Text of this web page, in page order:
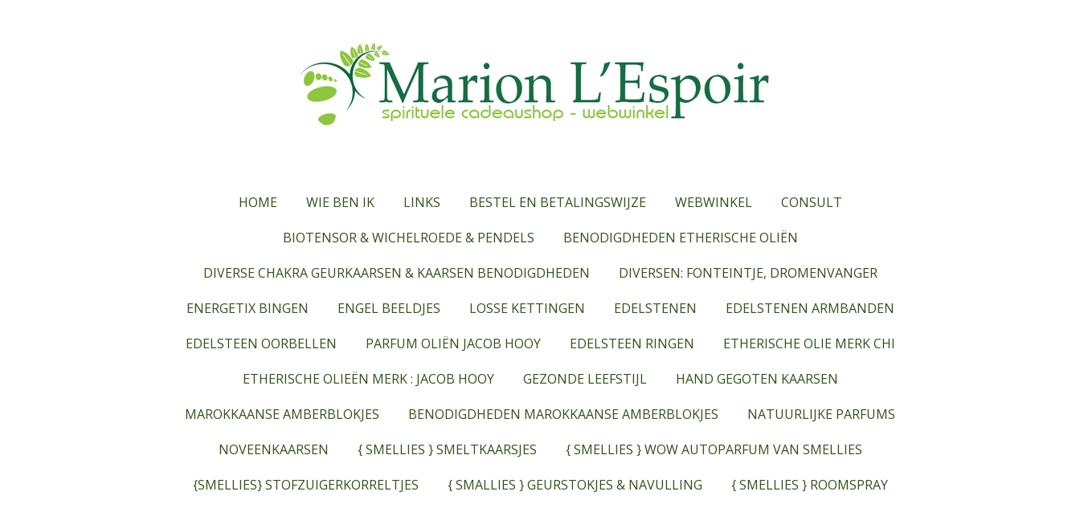
HOME WIE BEN IK LINKS BESTEL EN BETALINGSWIJZE WEBWINKEL
CONSULT
BIOTENSOR & WICHELROEDE & PENDELS
BENODIGDHEDEN ETHERISCHE OLIËN
DIVERSE CHAKRA GEURKAARSEN & KAARSEN BENODIGDHEDEN
DIVERSEN: FONTEINTJE, DROMENVANGER
ENERGETIX BINGEN
ENGEL BEELDJES LOSSE KETTINGEN EDELSTENEN
EDELSTENEN ARMBANDEN
EDELSTEEN OORBELLEN
PARFUM OLIËN JACOB HOOY EDELSTEEN RINGEN
ETHERISCHE OLIE MERK CHI
ETHERISCHE OLIEËN MERK : JACOB HOOY
GEZONDE LEEFSTIJL
HAND GEGOTEN KAARSEN
MAROKKAANSE AMBERBLOKJES
BENODIGDHEDEN MAROKKAANSE AMBERBLOKJES
NATUURLIJKE PARFUMS
NOVEENKAARSEN
{ SMELLIES } SMELTKAARSJES
{ SMELLIES } WOW AUTOPARFUM VAN SMELLIES
{SMELLIES} STOFZUIGERKORRELTJES
{ SMALLIES } GEURSTOKJES & NAVULLING
{ SMELLIES } ROOMSPRAY